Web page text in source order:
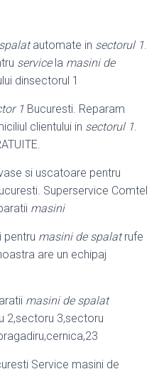
automate in sectorul 1.
servicela masini de
dinsectorul 1
1 Bucuresti. Reparam
clientului in sectorul 1.
si uscatoare pentru
Superservice Comtel
masini
masini de spalatrufe
are un echipaj
masini de spalat
2,sectoru 3,sectoru
Service masini de